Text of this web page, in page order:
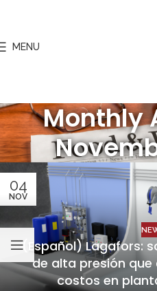
MENU
Monthly
04
NOV
(Español) Lagafors:
de alta presión que
costos en